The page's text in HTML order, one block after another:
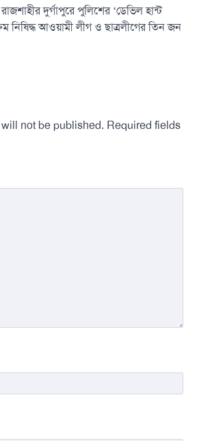
দুর্গাপুরে পুলিশের ‘ডেভিল হান্ট
নিষিদ্ধ আওয়ামী লীগ ও ছাত্রলীগের তিন জন
not be published. Required fields